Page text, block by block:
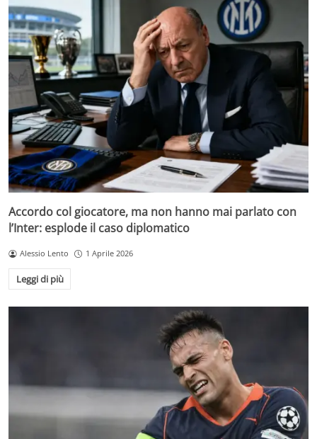
Accordo col giocatore, ma non hanno mai parlato con
l’Inter: esplode il caso diplomatico
Alessio Lento 1 Aprile 2026
Leggi di più